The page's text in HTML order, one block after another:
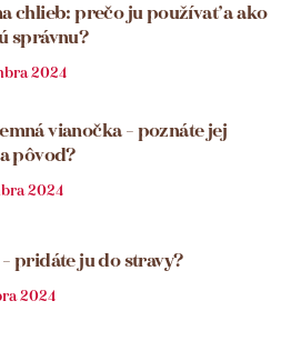
chlieb: prečo ju používať a ako
správnu?
2024
vianočka – poznáte jej
pôvod?
2024
pridáte ju do stravy?
2024